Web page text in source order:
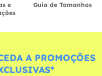
e
Guia de Tamanhos
A PROMOÇÕES